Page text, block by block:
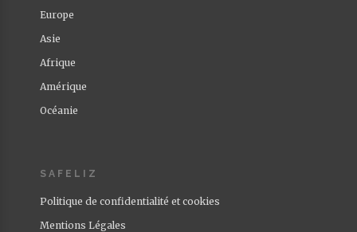
Europe
Asie
Afrique
Amérique
Océanie
SAFELIZ
Politique de confidentialité et cookies
Mentions Légales